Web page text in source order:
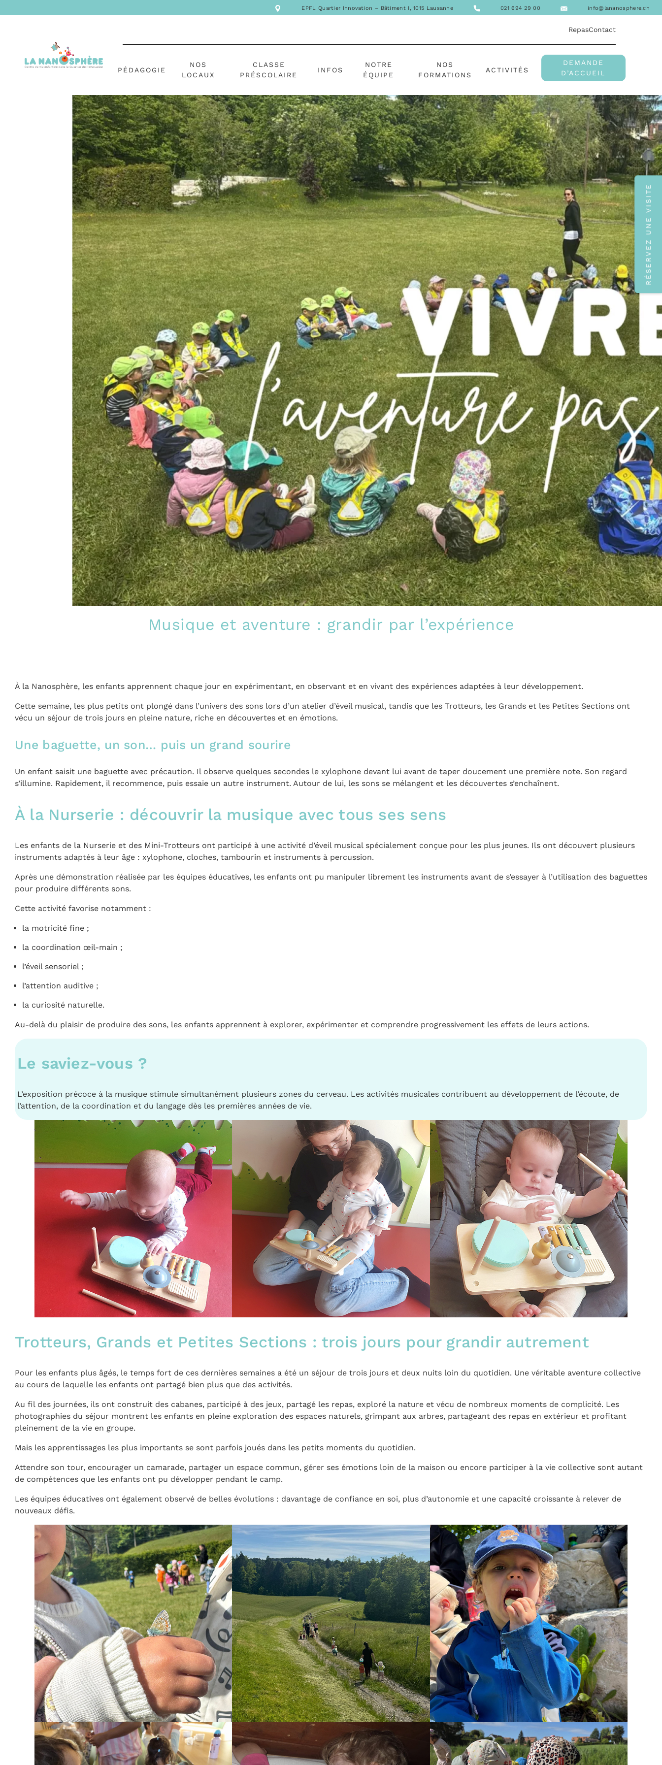
EPFL Quartier Innovation – Bâtiment I, 1015 Lausanne 021 694 29 00 info@lananosphere.ch
RepasContact
PÉDAGOGIE
NOS
LOCAUX
CLASSE
PRÉSCOLAIRE
INFOS
NOTRE
ÉQUIPE
NOS
FORMATIONS
ACTIVITÉS
DEMANDE
D’ACCUEIL
Musique et aventure : grandir par l’expérience
À la Nanosphère, les enfants apprennent chaque jour en expérimentant, en observant et en vivant des expériences adaptées à leur développement.
Cette semaine, les plus petits ont plongé dans l’univers des sons lors d’un atelier d’éveil musical, tandis que les Trotteurs, les Grands et les Petites Sections ont
vécu un séjour de trois jours en pleine nature, riche en découvertes et en émotions.
Une baguette, un son… puis un grand sourire
Un enfant saisit une baguette avec précaution. Il observe quelques secondes le xylophone devant lui avant de taper doucement une première note. Son regard
s’illumine. Rapidement, il recommence, puis essaie un autre instrument. Autour de lui, les sons se mélangent et les découvertes s’enchaînent.
À la Nurserie : découvrir la musique avec tous ses sens
Les enfants de la Nurserie et des Mini-Trotteurs ont participé à une activité d’éveil musical spécialement conçue pour les plus jeunes. Ils ont découvert plusieurs
instruments adaptés à leur âge : xylophone, cloches, tambourin et instruments à percussion.
Après une démonstration réalisée par les équipes éducatives, les enfants ont pu manipuler librement les instruments avant de s’essayer à l’utilisation des baguettes
pour produire différents sons.
Cette activité favorise notamment :
la motricité fine ;
la coordination œil-main ;
l’éveil sensoriel ;
l’attention auditive ;
la curiosité naturelle.
Au-delà du plaisir de produire des sons, les enfants apprennent à explorer, expérimenter et comprendre progressivement les effets de leurs actions.
Le saviez-vous ?
L’exposition précoce à la musique stimule simultanément plusieurs zones du cerveau. Les activités musicales contribuent au développement de l’écoute, de
l’attention, de la coordination et du langage dès les premières années de vie.
Trotteurs, Grands et Petites Sections : trois jours pour grandir autrement
Pour les enfants plus âgés, le temps fort de ces dernières semaines a été un séjour de trois jours et deux nuits loin du quotidien. Une véritable aventure collective
au cours de laquelle les enfants ont partagé bien plus que des activités.
Au fil des journées, ils ont construit des cabanes, participé à des jeux, partagé les repas, exploré la nature et vécu de nombreux moments de complicité. Les
photographies du séjour montrent les enfants en pleine exploration des espaces naturels, grimpant aux arbres, partageant des repas en extérieur et profitant
pleinement de la vie en groupe.
Mais les apprentissages les plus importants se sont parfois joués dans les petits moments du quotidien.
Attendre son tour, encourager un camarade, partager un espace commun, gérer ses émotions loin de la maison ou encore participer à la vie collective sont autant
de compétences que les enfants ont pu développer pendant le camp.
Les équipes éducatives ont également observé de belles évolutions : davantage de confiance en soi, plus d’autonomie et une capacité croissante à relever de
nouveaux défis.
RÉSERVEZ UNE VISITE